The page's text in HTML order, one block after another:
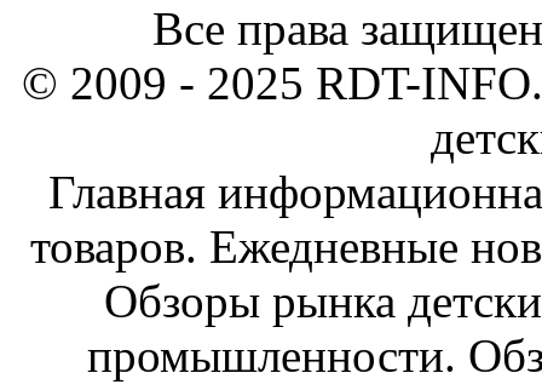
Все права
© 2009 - 2025 RDT-
Главная
товаров. Ежедневные
Обзоры рынка
промышленности.